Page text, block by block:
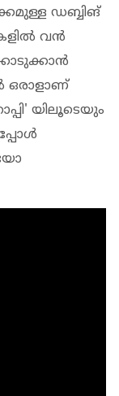
ഡബ്ബിങ്
വന്‍
ഒരാളാണ്
യിലൂടെയും